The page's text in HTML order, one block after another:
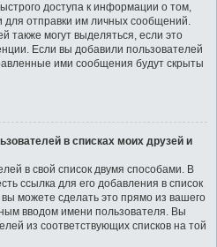
доступа к информации о том,
для отправки им личных сообщений.
также могут выделяться, если это
Если вы добавили пользователей
ими сообщения будут скрыты
в списках моих друзей и
в свой список двумя способами. В
ссылка для его добавления в список
можете сделать это прямо из вашего
вводом имени пользователя. Вы
из соответствующих списков на той